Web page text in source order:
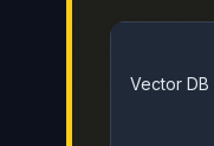
Vector DB